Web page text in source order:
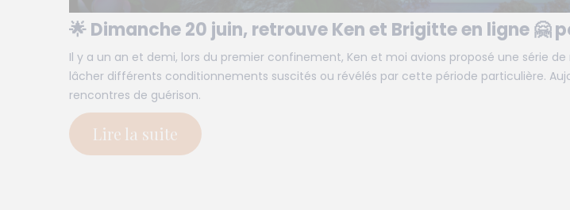
🌟 Dimanche 20 juin, retrouve Ken et Brigitte en ligne 🤗
Il y a un an et demi, lors du premier confinement, Ken et moi avions proposé une série
lâcher différents conditionnements suscités ou révélés par cette période particulière.
rencontres de guérison.
Lire la suite